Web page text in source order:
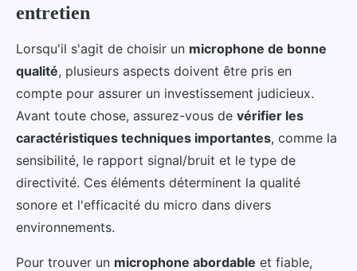
entretien
Lorsqu'il s'agit de choisir un microphone de bonne
qualité, plusieurs aspects doivent être pris en
compte pour assurer un investissement judicieux.
Avant toute chose, assurez-vous de vérifier les
caractéristiques techniques importantes, comme la
sensibilité, le rapport signal/bruit et le type de
directivité. Ces éléments déterminent la qualité
sonore et l'efficacité du micro dans divers
environnements.
Pour trouver un microphone abordable et fiable,